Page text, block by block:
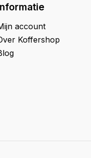
account
Koffershop